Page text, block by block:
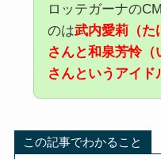
ロッテガーナの
のは武内愛莉（た
さんと和泉芳怜（
さんというアイド
この記事でわかること